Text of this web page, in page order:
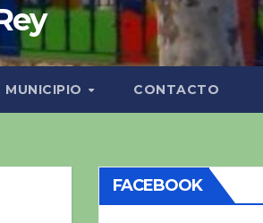
MUNICIPIO CONTACTO
FACEBOOK